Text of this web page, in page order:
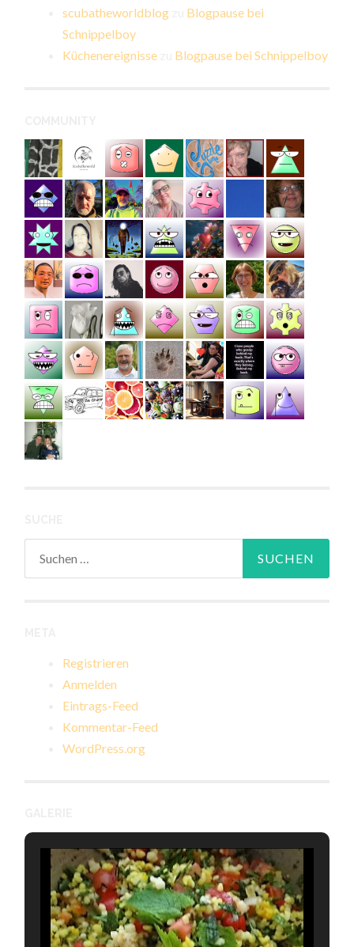
scubatheworldblog
Blogpause bei
Schnippelboy
Küchenereignisse
Blogpause bei Schnippelboy
Registrieren
Anmelden
Eintrags-Feed
Kommentar-Feed
WordPress.org